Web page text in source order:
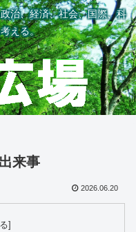
治、経済、社会、国際、科
える。
来事
2026.06.20